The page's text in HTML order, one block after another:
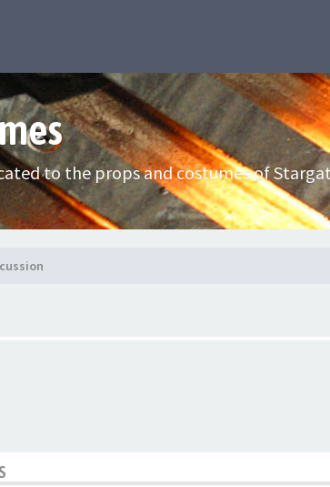
to the props and costumes of